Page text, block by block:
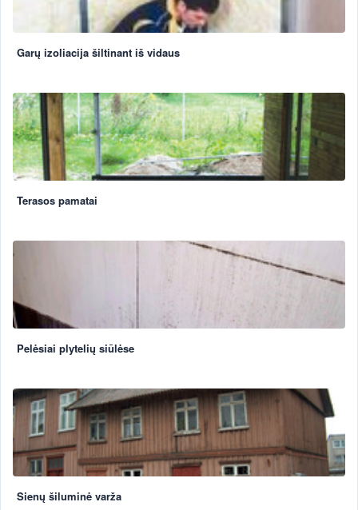
Garų izoliacija šiltinant iš vidaus
Terasos pamatai
Pelėsiai plytelių siūlėse
Sienų šiluminė varža